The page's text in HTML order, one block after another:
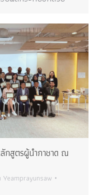
กสูตรผู้นำกาชาด ณ
Yeamprayunsaw